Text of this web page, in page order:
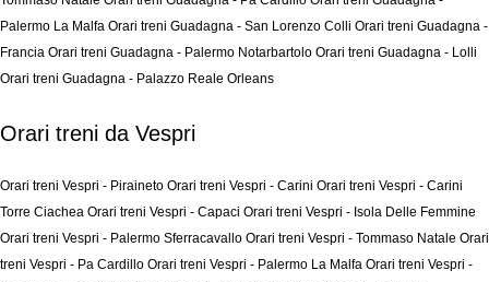
Palermo La Malfa Orari treni Guadagna - San Lorenzo Colli Orari treni Guadagna -
Francia Orari treni Guadagna - Palermo Notarbartolo Orari treni Guadagna - Lolli
Orari treni Guadagna - Palazzo Reale Orleans
Orari treni da Vespri
Orari treni Vespri - Piraineto Orari treni Vespri - Carini Orari treni Vespri - Carini
Torre Ciachea Orari treni Vespri - Capaci Orari treni Vespri - Isola Delle Femmine
Orari treni Vespri - Palermo Sferracavallo Orari treni Vespri - Tommaso Natale Orari
treni Vespri - Pa Cardillo Orari treni Vespri - Palermo La Malfa Orari treni Vespri -